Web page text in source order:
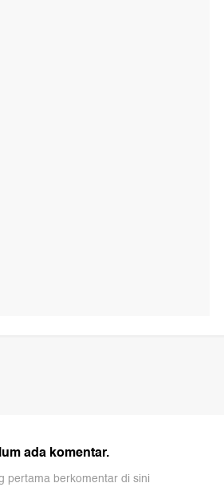
ada komentar.
pertama berkomentar di sini